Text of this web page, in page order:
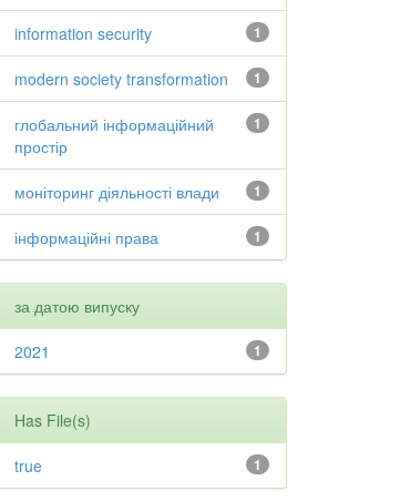
1
information security
1
modern society transformation
1
глобальний інформаційний
простір
1
моніторинг діяльності влади
1
інформаційні права
за датою випуску
1
2021
Has File(s)
1
true